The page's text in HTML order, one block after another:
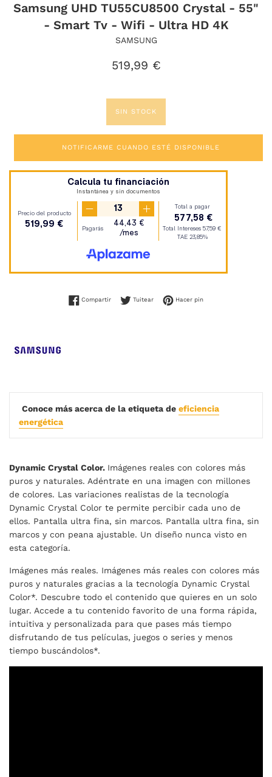
Samsung UHD TU55CU8500 Crystal - 55"
- Smart Tv - Wifi - Ultra HD 4K
SAMSUNG
Precio
519,99 €
SIN STOCK
NOTIFICARME CUANDO ESTÉ DISPONIBLE
CompartirCompartir en Facebook
TuitearTuitear en Twitter
Hacer pinPinear en Pinterest
Conoce más acerca de la etiqueta de eficiencia
energética
Dynamic Crystal Color. Imágenes reales con colores más
puros y naturales. Adéntrate en una imagen con millones
de colores. Las variaciones realistas de la tecnología
Dynamic Crystal Color te permite percibir cada uno de
ellos. Pantalla ultra fina, sin marcos. Pantalla ultra fina, sin
marcos y con peana ajustable. Un diseño nunca visto en
esta categoría.
Imágenes más reales. Imágenes más reales con colores más
puros y naturales gracias a la tecnología Dynamic Crystal
Color*. Descubre todo el contenido que quieres en un solo
lugar. Accede a tu contenido favorito de una forma rápida,
intuitiva y personalizada para que pases más tiempo
disfrutando de tus películas, juegos o series y menos
tiempo buscándolos*.